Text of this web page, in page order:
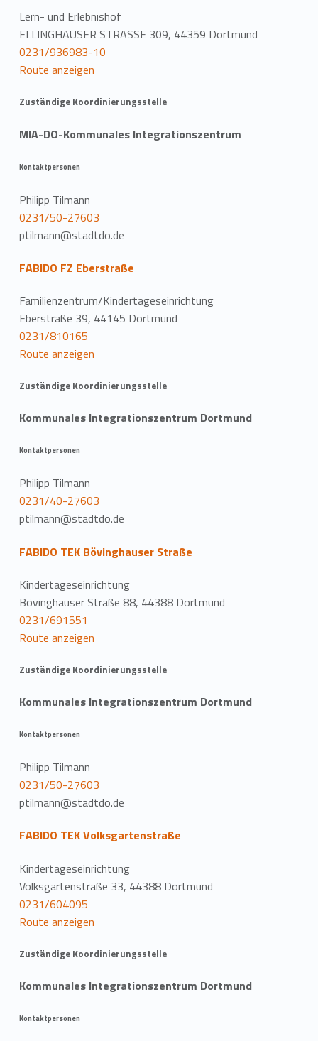
Lern- und Erlebnishof
ELLINGHAUSER STRASSE 309, 44359 Dortmund
0231/936983-10
Route anzeigen
Zuständige Koordinierungsstelle
MIA-DO-Kommunales Integrationszentrum
Kontaktpersonen
Philipp Tilmann
0231/50-27603
ptilmann@stadtdo.de
FABIDO FZ Eberstraße
Familienzentrum/Kindertageseinrichtung
Eberstraße 39, 44145 Dortmund
0231/810165
Route anzeigen
Zuständige Koordinierungsstelle
Kommunales Integrationszentrum Dortmund
Kontaktpersonen
Philipp Tilmann
0231/40-27603
ptilmann@stadtdo.de
FABIDO TEK Bövinghauser Straße
Kindertageseinrichtung
Bövinghauser Straße 88, 44388 Dortmund
0231/691551
Route anzeigen
Zuständige Koordinierungsstelle
Kommunales Integrationszentrum Dortmund
Kontaktpersonen
Philipp Tilmann
0231/50-27603
ptilmann@stadtdo.de
FABIDO TEK Volksgartenstraße
Kindertageseinrichtung
Volksgartenstraße 33, 44388 Dortmund
0231/604095
Route anzeigen
Zuständige Koordinierungsstelle
Kommunales Integrationszentrum Dortmund
Kontaktpersonen